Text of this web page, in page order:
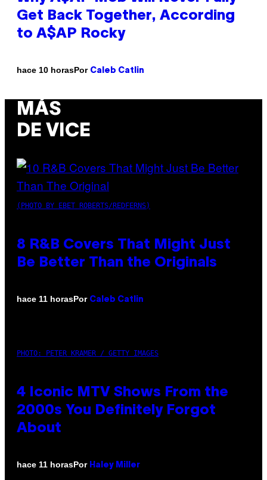
Get Back Together, According
to A$AP Rocky
hace 10 horasPor Caleb Catlin
MÁS
DE VICE
(PHOTO BY EBET ROBERTS/REDFERNS)
8 R&B Covers That Might Just
Be Better Than the Originals
hace 11 horasPor Caleb Catlin
PHOTO: PETER KRAMER / GETTY IMAGES
4 Iconic MTV Shows From the
2000s You Definitely Forgot
About
hace 11 horasPor Haley Miller